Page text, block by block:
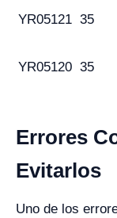
YR05121 35
YR05120 35
Errores
Evitarlos
Uno de los